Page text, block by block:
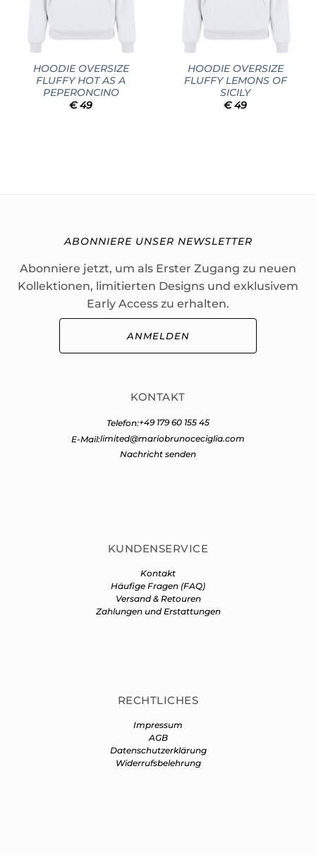
HOODIE OVERSIZE
FLUFFY HOT AS A
PEPERONCINO
€49
HOODIE OVERSIZE
FLUFFY LEMONS OF
SICILY
€49
ABONNIERE UNSER NEWSLETTER
Abonniere jetzt, um als Erster Zugang zu neuen
Kollektionen, limitierten Designs und exklusivem
Early Access zu erhalten.
ANMELDEN
KONTAKT
Telefon:+49 179 60 155 45
E-Mail:limited@mariobrunoceciglia.com
Nachricht senden
KUNDENSERVICE
Kontakt
Häufige Fragen (FAQ)
Versand & Retouren
Zahlungen und Erstattungen
RECHTLICHES
Impressum
AGB
Datenschutzerklärung
Widerrufsbelehrung